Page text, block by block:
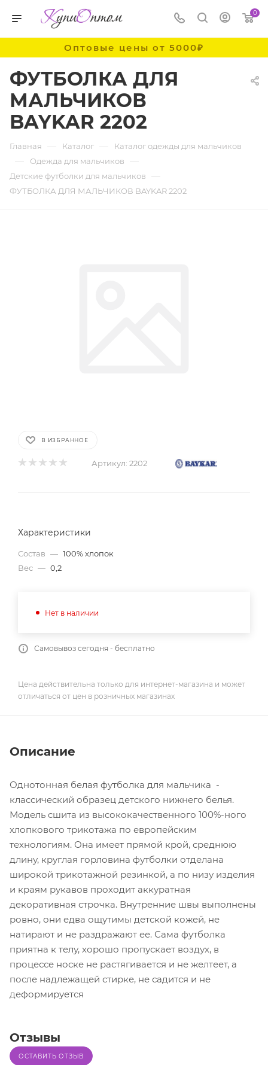
0
Оптовые цены от 5000₽
ФУТБОЛКА ДЛЯ
МАЛЬЧИКОВ
BAYKAR 2202
Главная — Каталог — Каталог одежды для мальчиков
— Одежда для мальчиков —
Детские футболки для мальчиков —
ФУТБОЛКА ДЛЯ МАЛЬЧИКОВ BAYKAR 2202
В ИЗБРАННОЕ
Артикул: 2202
Характеристики
Состав — 100% хлопок
Вес — 0,2
Нет в наличии
Самовывоз сегодня - бесплатно
Цена действительна только для интернет-магазина и может
отличаться от цен в розничных магазинах
Описание
Однотонная белая футболка для мальчика -
классический образец детского нижнего белья.
Модель сшита из высококачественного 100%-ного
хлопкового трикотажа по европейским
технологиям. Она имеет прямой крой, среднюю
длину, круглая горловина футболки отделана
широкой трикотажной резинкой, а по низу изделия
и краям рукавов проходит аккуратная
декоративная строчка. Внутренние швы выполнены
ровно, они едва ощутимы детской кожей, не
натирают и не раздражают ее. Сама футболка
приятна к телу, хорошо пропускает воздух, в
процессе носке не растягивается и не желтеет, а
после надлежащей стирке, не садится и не
деформируется
Отзывы
ОСТАВИТЬ ОТЗЫВ